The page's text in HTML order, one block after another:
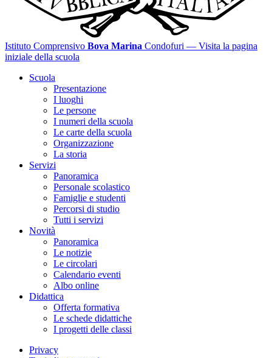
Istituto Comprensivo Bova Marina Condofuri — Visita la pagina
iniziale della scuola
Scuola
Presentazione
I luoghi
Le persone
I numeri della scuola
Le carte della scuola
Organizzazione
La storia
Servizi
Panoramica
Personale scolastico
Famiglie e studenti
Percorsi di studio
Tutti i servizi
Novità
Panoramica
Le notizie
Le circolari
Calendario eventi
Albo online
Didattica
Offerta formativa
Le schede didattiche
I progetti delle classi
Privacy